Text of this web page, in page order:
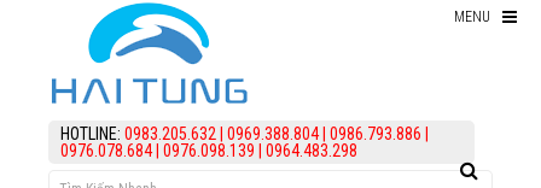
MENU
HOTLINE: 0983.205.632 0969.388.804| 0986.793.886
0976.078.684| 0976.098.139 0964.483.298
Thiết bị hồ Koi
Thức ăn cho cá koi